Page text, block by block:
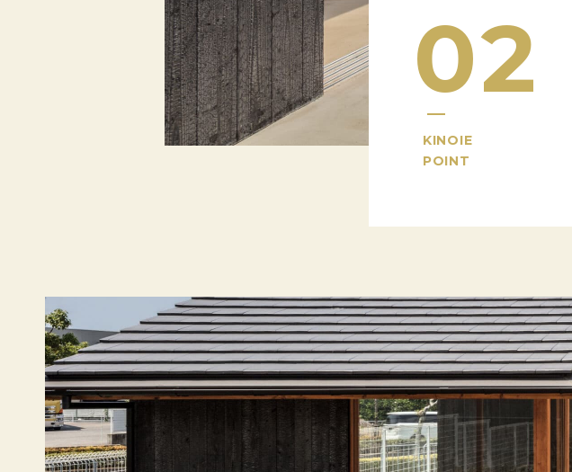
02
KINOIE
POINT